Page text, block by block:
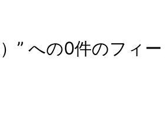
” への0件のフィー